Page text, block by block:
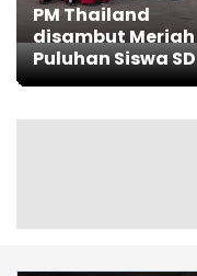
PM Thailand
disambut Meriah
Puluhan Siswa SD